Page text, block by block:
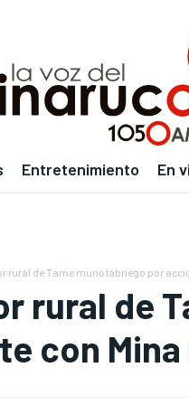
Entretenimiento En
rural de Tame murió labriego por
rural de
con